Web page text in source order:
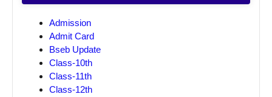
Admission
Admit Card
Bseb Update
Class-10th
Class-11th
Class-12th